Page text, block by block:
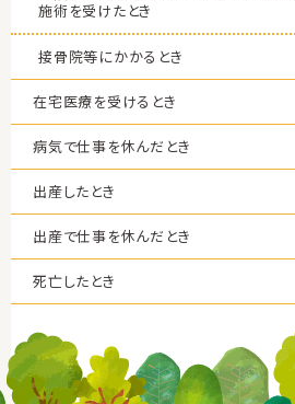
施術を受けたとき
接骨院等にかかるとき
在宅医療を受けるとき
病気で仕事を休んだとき
出産したとき
出産で仕事を休んだとき
死亡したとき